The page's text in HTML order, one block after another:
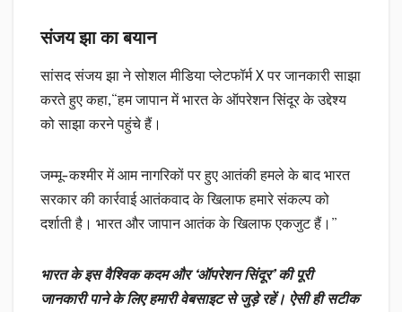
संजय झा का बयान
सांसद संजय झा ने सोशल मीडिया प्लेटफॉर्म X पर जानकारी साझा
करते हुए कहा,“हम जापान में भारत के ऑपरेशन सिंदूर के उद्देश्य
को साझा करने पहुंचे हैं।
जम्मू-कश्मीर में आम नागरिकों पर हुए आतंकी हमले के बाद भारत
सरकार की कार्रवाई आतंकवाद के खिलाफ हमारे संकल्प को
दर्शाती है। भारत और जापान आतंक के खिलाफ एकजुट हैं।”
भारत के इस वैश्विक कदम और ‘ऑपरेशन सिंदूर’ की पूरी
जानकारी पाने के लिए हमारी वेबसाइट से जुड़े रहें। ऐसी ही सटीक